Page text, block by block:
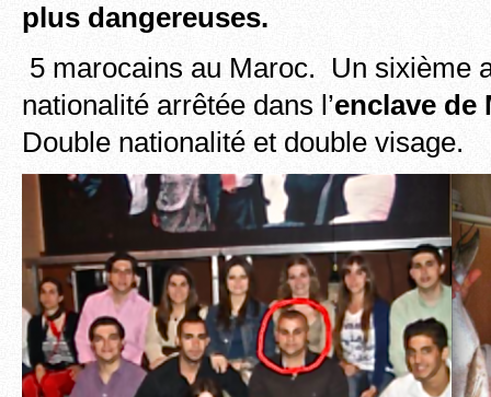
plus dangereuses.
5 marocains au Maroc. Un sixième
nationalité arrêtée dans l’enclave de
Double nationalité et double visage.